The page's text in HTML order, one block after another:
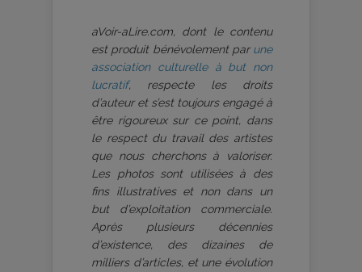
aVoir-aLire.com, dont le contenu
est produit bénévolement par une
association culturelle à but non
lucratif, respecte les droits
d’auteur et s’est toujours engagé à
être rigoureux sur ce point, dans
le respect du travail des artistes
que nous cherchons à valoriser.
Les photos sont utilisées à des
fins illustratives et non dans un
but d’exploitation commerciale.
Après plusieurs décennies
d’existence, des dizaines de
milliers d’articles, et une évolution